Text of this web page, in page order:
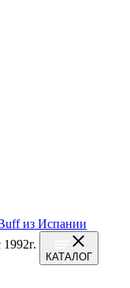
КАТАЛОГ